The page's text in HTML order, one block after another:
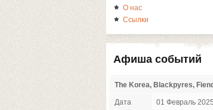
О нас
Ссылки
Афиша событий
The Korea, Blackpyres,
Дата 01 Февраль 2025